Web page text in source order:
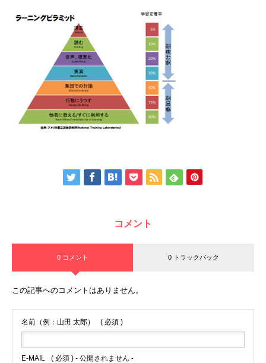
コメント
0 コメント 0 トラックバック
この記事へのコメントはありません。
名前（例：山田 太郎） ( 必須 )
E-MAIL ( 必須 ) - 公開されません -